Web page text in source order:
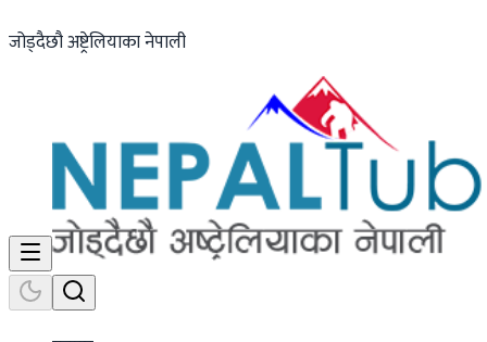
जोड्दैछौ अष्ट्रेलियाका नेपाली